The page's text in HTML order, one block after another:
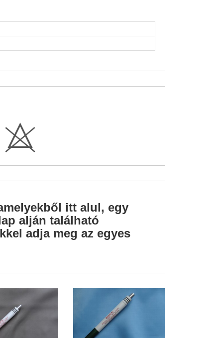
H
itt alul, egy
alján található
adja meg az egyes